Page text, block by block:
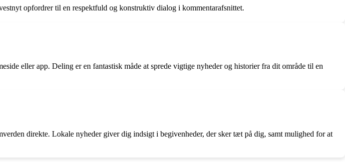
opfordrer til en respektfuld og konstruktiv dialog i kommentarafsnittet.
eller app. Deling er en fantastisk måde at sprede vigtige nyheder og historier fra dit område til en
direkte. Lokale nyheder giver dig indsigt i begivenheder, der sker tæt på dig, samt mulighed for at